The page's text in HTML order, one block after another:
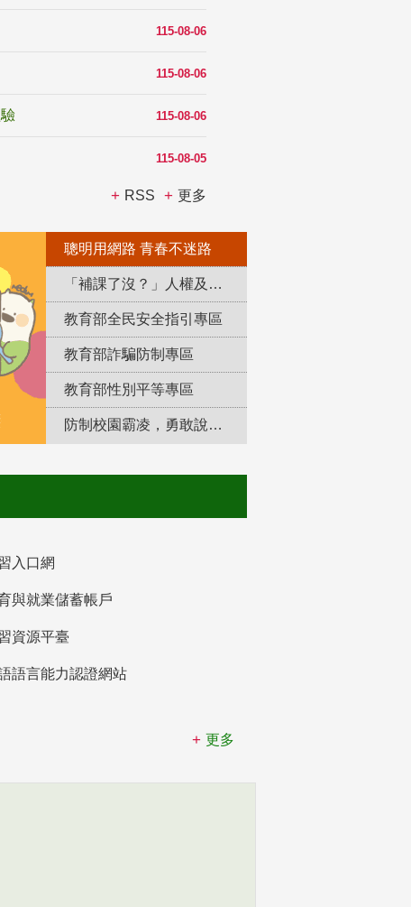
115-08-06
115-08-06
115-08-06
115-08-05
RSS 更多
聰明用網路 青春不迷路
「補課了沒？」人權及轉型正義教育專區
教育部全民安全指引專區
教育部詐騙防制專區
教育部性別平等專區
防制校園霸凌，勇敢說出來！
入口網
與就業儲蓄帳戶
資源平臺
語言能力認證網站
更多